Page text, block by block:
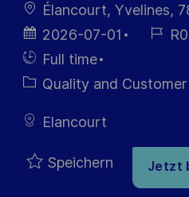
Ort
Élancourt, Yvelines,
Datum der
Veröffentlichung
2026-07-01
Job-
Einstellunngstyp
Full time
Kategorie
Quality and
Elancourt
Speichern Jetzt